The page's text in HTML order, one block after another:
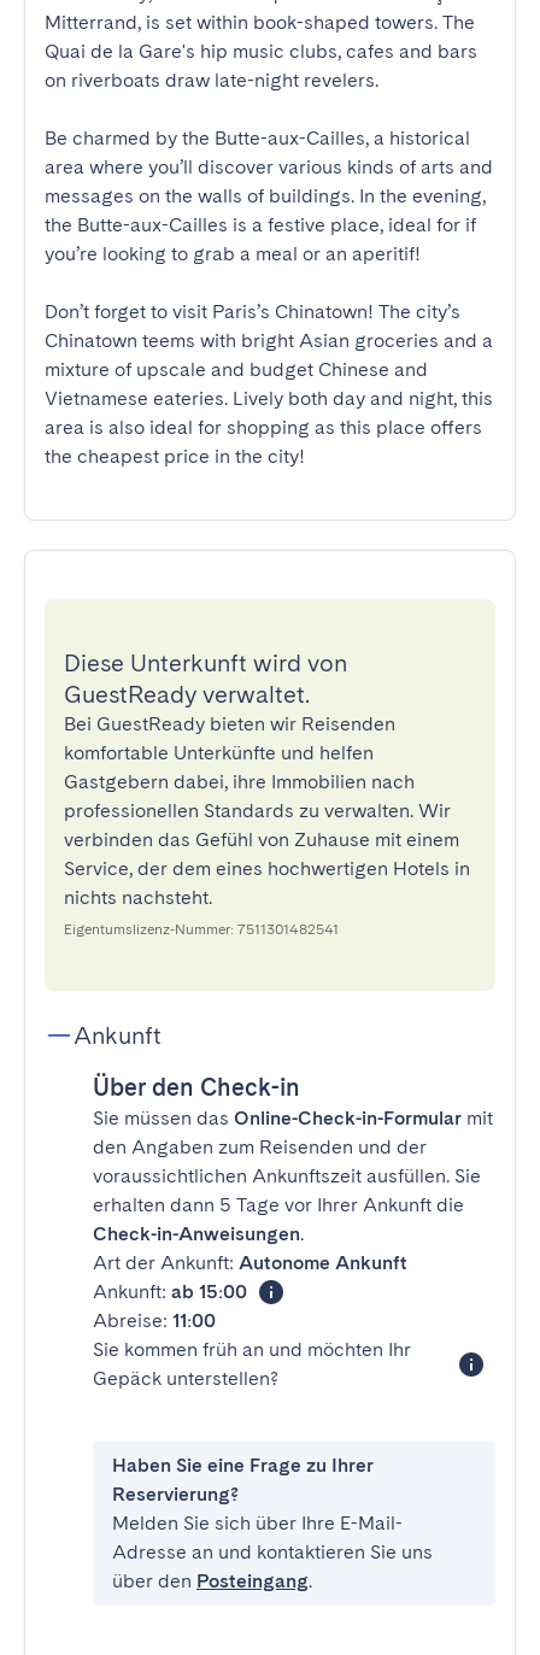
Mitterrand, is set within book-shaped towers. The
Quai de la Gare's hip music clubs, cafes and bars
on riverboats draw late-night revelers.
Be charmed by the Butte-aux-Cailles, a historical
area where you’ll discover various kinds of arts and
messages on the walls of buildings. In the evening,
the Butte-aux-Cailles is a festive place, ideal for if
you’re looking to grab a meal or an aperitif!
Don’t forget to visit Paris’s Chinatown! The city’s
Chinatown teems with bright Asian groceries and a
mixture of upscale and budget Chinese and
Vietnamese eateries. Lively both day and night, this
area is also ideal for shopping as this place offers
the cheapest price in the city!
Diese Unterkunft wird von
GuestReady verwaltet.
Bei GuestReady bieten wir Reisenden
komfortable Unterkünfte und helfen
Gastgebern dabei, ihre Immobilien nach
professionellen Standards zu verwalten. Wir
verbinden das Gefühl von Zuhause mit einem
Service, der dem eines hochwertigen Hotels in
nichts nachsteht.
Eigentumslizenz-Nummer: 7511301482541
Ankunft
Über den Check-in
Sie müssen das Online-Check-in-Formular mit
den Angaben zum Reisenden und der
voraussichtlichen Ankunftszeit ausfüllen. Sie
erhalten dann 5 Tage vor Ihrer Ankunft die
Check-in-Anweisungen.
Art der Ankunft: Autonome Ankunft
Ankunft: ab 15:00
Abreise: 11:00
Sie kommen früh an und möchten Ihr
Gepäck unterstellen?
Haben Sie eine Frage zu Ihrer
Reservierung?
Melden Sie sich über Ihre E-Mail-
Adresse an und kontaktieren Sie uns
über den Posteingang.